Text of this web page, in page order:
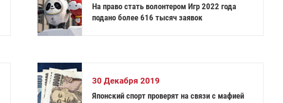
На право стать волонтером Игр 2022 года
подано более 616 тысяч заявок
30 Декабря 2019
Японский спорт проверят на связи с мафией